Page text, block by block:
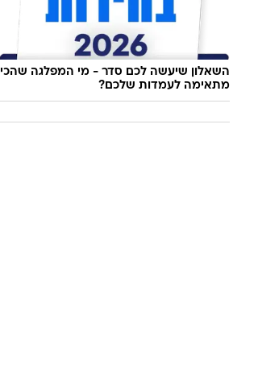
השאלון שיעשה לכם סדר - מי המפלגה שהכי
מתאימה לעמדות שלכם?